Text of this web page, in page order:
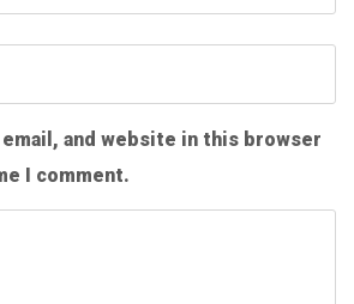
email, and website in this browser
I comment.